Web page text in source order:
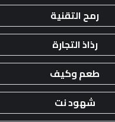
رمح التقنية
رذاذ التجارة
طعم وكيف
شهود نت